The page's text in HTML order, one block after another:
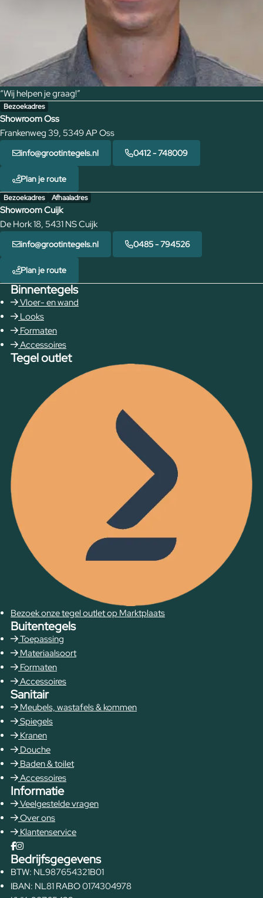
“Wij helpen je graag!”
Bezoekadres
Showroom Oss
Frankenweg 39, 5349 AP Oss
info@grootintegels.nl 0412 - 748009
Plan je route
Bezoekadres Afhaaladres
Showroom Cuijk
De Hork 18, 5431 NS Cuijk
info@grootintegels.nl 0485 - 794526
Plan je route
Binnentegels
Vloer- en wand
Looks
Formaten
Accessoires
Tegel outlet
Bezoek onze tegel outlet op Marktplaats
Buitentegels
Toepassing
Materiaalsoort
Formaten
Accessoires
Sanitair
Meubels, wastafels & kommen
Spiegels
Kranen
Douche
Baden & toilet
Accessoires
Informatie
Veelgestelde vragen
Over ons
Klantenservice
Bedrijfsgegevens
BTW: NL987654321B01
IBAN: NL81 RABO 0174304978